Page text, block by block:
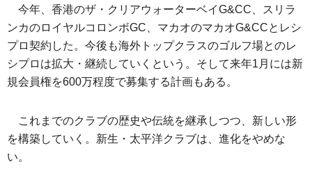
今年、香港のザ・クリアウォーターベイG&CC、スリラ
ンカのロイヤルコロンボGC、マカオのマカオG&CCとレシ
プロ契約した。今後も海外トップクラスのゴルフ場とのレ
シプロは拡大・継続していくという。そして来年1月には新
規会員権を600万程度で募集する計画もある。
これまでのクラブの歴史や伝統を継承しつつ、新しい形
を構築していく。新生・太平洋クラブは、進化をやめな
い。